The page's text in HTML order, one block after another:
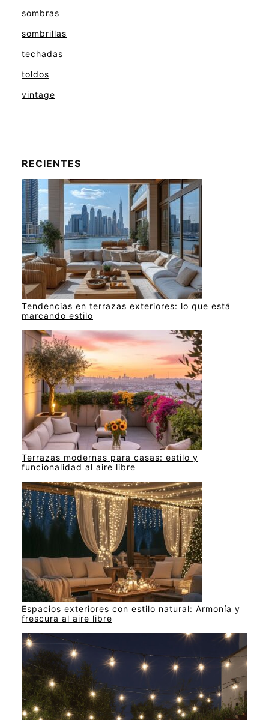
sombras
sombrillas
techadas
toldos
vintage
RECIENTES
Tendencias en terrazas exteriores: lo que está
marcando estilo
Terrazas modernas para casas: estilo y
funcionalidad al aire libre
Espacios exteriores con estilo natural: Armonía y
frescura al aire libre